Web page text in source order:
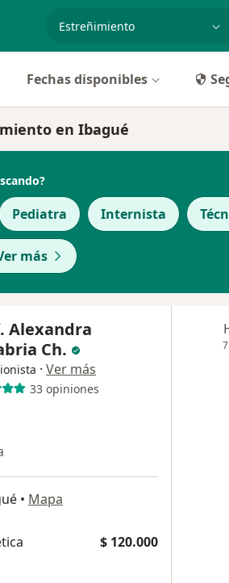
especialidad, enfermedad o
Fechas disponibles
en Ibagué
Pediatra Internista
más
Alexandra
Ch.
· Ver más
33 opiniones
• Mapa
$ 120.000